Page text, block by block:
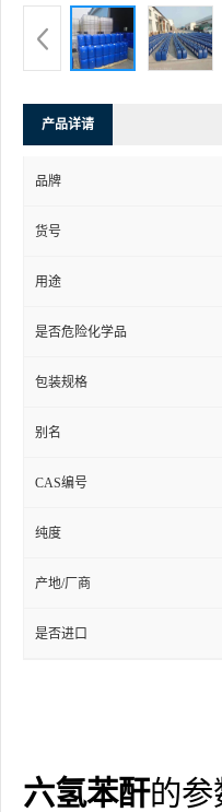
产品详请
品牌
货号
用途
是否危险化学品
包装规格
别名
CAS编号
纯度
产地/厂商
是否进口
六氢苯酐的参